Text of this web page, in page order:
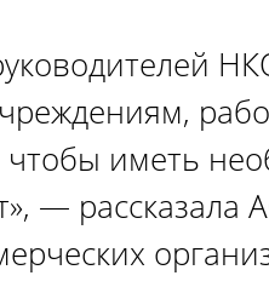
иметь
—